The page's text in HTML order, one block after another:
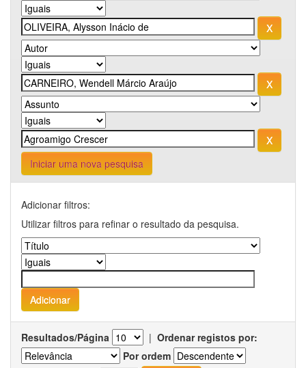
Iniciar uma nova pesquisa
Adicionar filtros:
Utilizar filtros para refinar o resultado da pesquisa.
Resultados/Página | Ordenar registos por:
Por ordem